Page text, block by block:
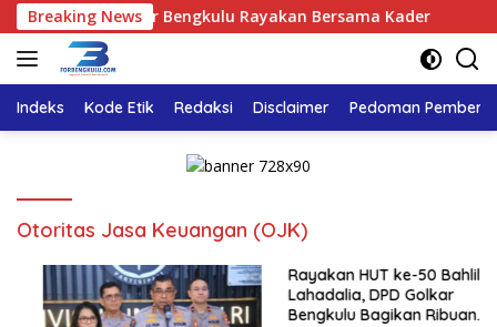
Langsung
ke
konten
Breaking News
DPD Golkar Bengkulu Rayakan Bersama Kader
Indeks Kode Etik Redaksi Disclaimer Pedoman
Otoritas Jasa Keuangan (OJK)
Rayakan HUT ke-50 Bahlil
Lahadalia, DPD Golkar
Bengkulu Bagikan Ribuan